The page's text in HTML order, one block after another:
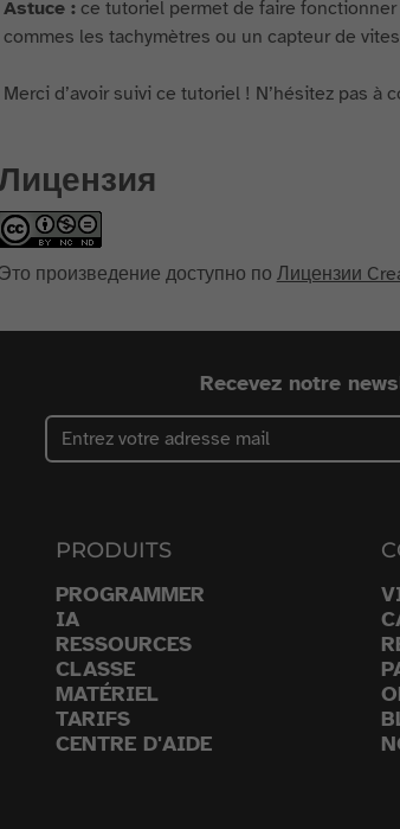
Astuce :ce tutoriel permet de faire
commes les tachymètres ou un capteur de
Merci d’avoir suivi ce tutoriel ! N’hésitez pas
Это произведение доступно по Лицензии
Recevez notre
PRODUITS
PROGRAMMER
IA
RESSOURCES
CLASSE
MATÉRIEL
TARIFS
CENTRE D'AIDE